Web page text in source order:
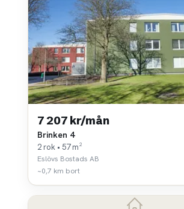
7 207 kr/mån
Brinken 4
2 rok • 57 m²
Eslövs Bostads AB
~0,7 km bort